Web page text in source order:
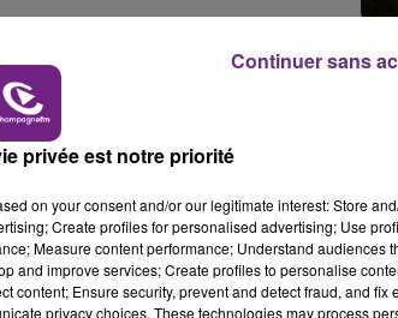
I
privée est notre priorité
on your consent and/or our legitimate interest: Store
Create profiles for personalised advertising; Use
Measure content performance; Understand audiences
and improve services; Create profiles to personalise
content; Ensure security, prevent and detect fraud, and fix
privacy choices. These technologies may process
Continuer sans